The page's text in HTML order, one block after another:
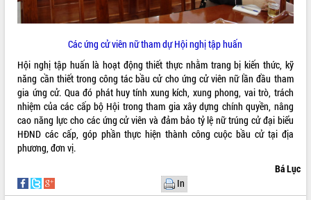
Các ứng cử viên nữ tham dự Hội nghị tập huấn
Hội nghị tập huấn là hoạt động thiết thực nhằm trang bị kiến thức, kỹ
năng cần thiết trong công tác bầu cử cho ứng cử viên nữ lần đầu tham
gia ứng cử. Qua đó phát huy tính xung kích, xung phong, vai trò, trách
nhiệm của các cấp bộ Hội trong tham gia xây dựng chính quyền, nâng
cao năng lực cho các ứng cử viên và đảm bảo tỷ lệ nữ trúng cử đại biểu
HĐND các cấp, góp phần thực hiện thành công cuộc bầu cử tại địa
phương, đơn vị.
Bá Lục
In